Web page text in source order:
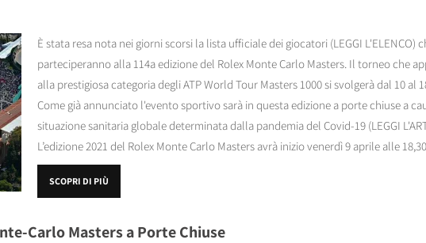
È stata resa nota nei giorni scorsi la lista ufficiale dei giocatori (LEGGI L'ELENCO)
parteciperanno alla 114a edizione del Rolex Monte Carlo Masters. Il torneo che
alla prestigiosa categoria degli ATP World Tour Masters 1000 si svolgerà dal 10 al
Come già annunciato l'evento sportivo sarà in questa edizione a porte chiuse a
situazione sanitaria globale determinata dalla pandemia del Covid-19 (LEGGI
L’edizione 2021 del Rolex Monte Carlo Masters avrà inizio venerdì 9 aprile alle
SCOPRI DI PIÙ
Carlo Masters a Porte Chiuse